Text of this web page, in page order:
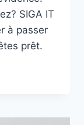
SIGA IT
à passer
prêt.